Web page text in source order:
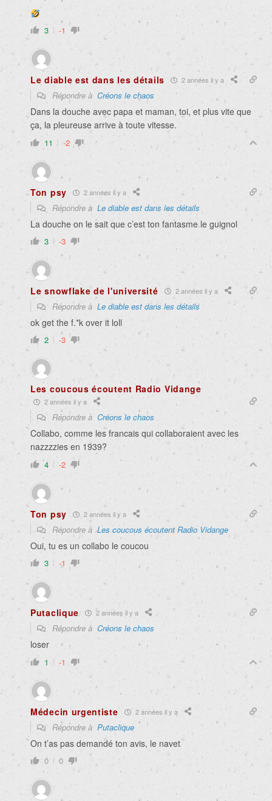
3 -1
Le diable est dans les détails 2 années il y a
Répondre à Créons le chaos
Dans la douche avec papa et maman, toi, et plus vite que
ça, la pleureuse arrive à toute vitesse.
11 -2
Ton psy 2 années il y a
Répondre à Le diable est dans les détails
La douche on le sait que c’est ton fantasme le guignol
3 -3
Le snowflake de l'université 2 années il y a
Répondre à Le diable est dans les détails
ok get the f.*k over it loll
2 -3
Les coucous écoutent Radio Vidange
2 années il y a
Répondre à Créons le chaos
Collabo, comme les francais qui collaboraient avec les
nazzzzies en 1939?
4 -2
Ton psy 2 années il y a
Répondre àLes coucous écoutent Radio Vidange
Oui, tu es un collabo le coucou
3 -1
Putaclique 2 années il y a
Répondre à Créons le chaos
loser
1 -1
Médecin urgentiste 2 années il y a
Répondre à Putaclique
On t’as pas demandé ton avis, le navet
0 0